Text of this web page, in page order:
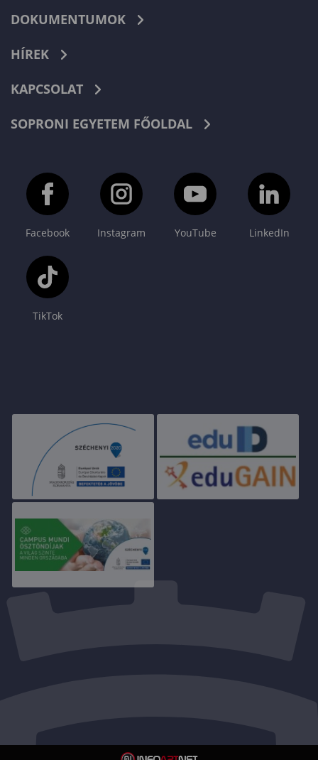
DOKUMENTUMOK
HÍREK
KAPCSOLAT
SOPRONI EGYETEM FŐOLDAL
Facebook Instagram YouTube LinkedIn
TikTok